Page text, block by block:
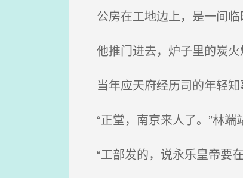
公房在工地边上，是一间临
他推门进去，炉子里的炭火
当年应天府经历司的年轻知
“正堂，南京来人了。”林端
“工部发的，说永乐皇帝要